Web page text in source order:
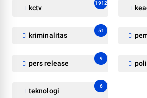
kctv
1912
kriminalitas
51
pers release
9
teknologi
6